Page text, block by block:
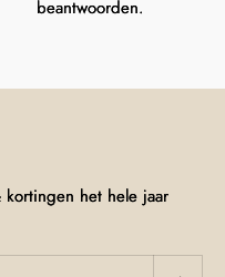
beantwoorden.
het hele jaar